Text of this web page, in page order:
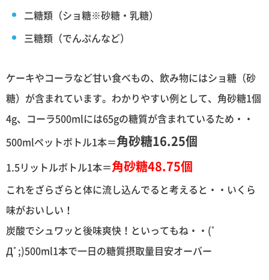
二糖類（ショ糖※砂糖・乳糖）
三糖類（でんぷんなど）
ケーキやコーラなど甘い食べもの、飲み物にはショ糖（砂
糖）が含まれています。わかりやすい例として、角砂糖1個
4g、コーラ500mlには65gの糖質が含まれているため・・
500mlペットボトル1本＝角砂糖16.25個
1.5リットルボトル1本＝角砂糖48.75個
これをざらざらと体に流し込んでると考えると・・いくら
味がおいしい！
炭酸でシュワッと後味爽快！といってもね・・(ﾟ
Дﾟ;)500ml1本で一日の糖質摂取量目安オーバー